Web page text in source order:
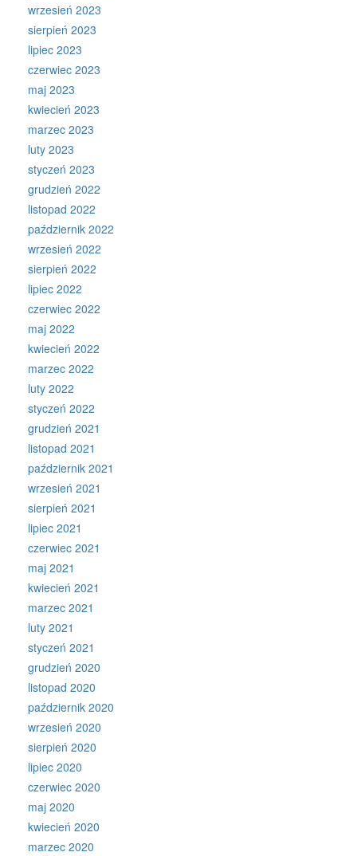
wrzesień 2023
sierpień 2023
lipiec 2023
czerwiec 2023
maj 2023
kwiecień 2023
marzec 2023
luty 2023
styczeń 2023
grudzień 2022
listopad 2022
październik 2022
wrzesień 2022
sierpień 2022
lipiec 2022
czerwiec 2022
maj 2022
kwiecień 2022
marzec 2022
luty 2022
styczeń 2022
grudzień 2021
listopad 2021
październik 2021
wrzesień 2021
sierpień 2021
lipiec 2021
czerwiec 2021
maj 2021
kwiecień 2021
marzec 2021
luty 2021
styczeń 2021
grudzień 2020
listopad 2020
październik 2020
wrzesień 2020
sierpień 2020
lipiec 2020
czerwiec 2020
maj 2020
kwiecień 2020
marzec 2020